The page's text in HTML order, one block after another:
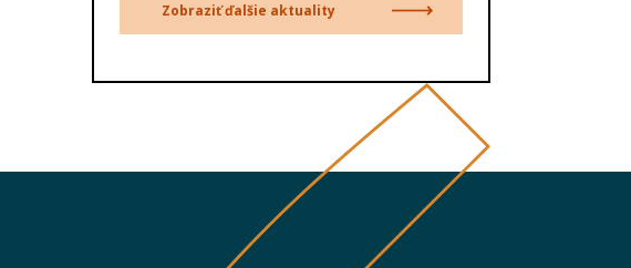
Zobraziť ďalšie aktuality